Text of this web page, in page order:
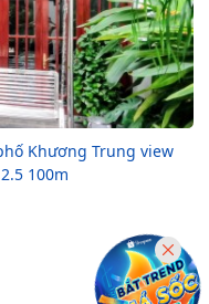
Khương Trung view
100m